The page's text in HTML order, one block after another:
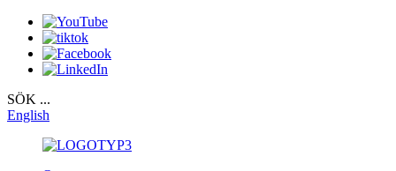
SÖK ...
English